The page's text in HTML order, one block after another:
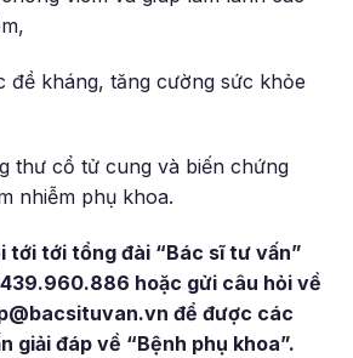
đề kháng, tăng cường sức khỏe
thư cổ tử cung và biến chứng
nhiễm phụ khoa.
tới tới tổng đài “Bác sĩ tư vấn”
hoặc gửi câu hỏi về
để được các
giải đáp về “Bệnh phụ khoa”.